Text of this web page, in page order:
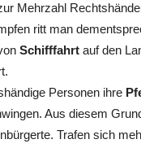
Mehrzahl
ritt man
Schifffahrt auf den
Personen ihre
Aus diesem
Trafen sich